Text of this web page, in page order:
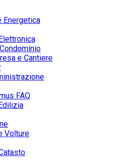
Energetica
e Cantiere
FAQ
Volture